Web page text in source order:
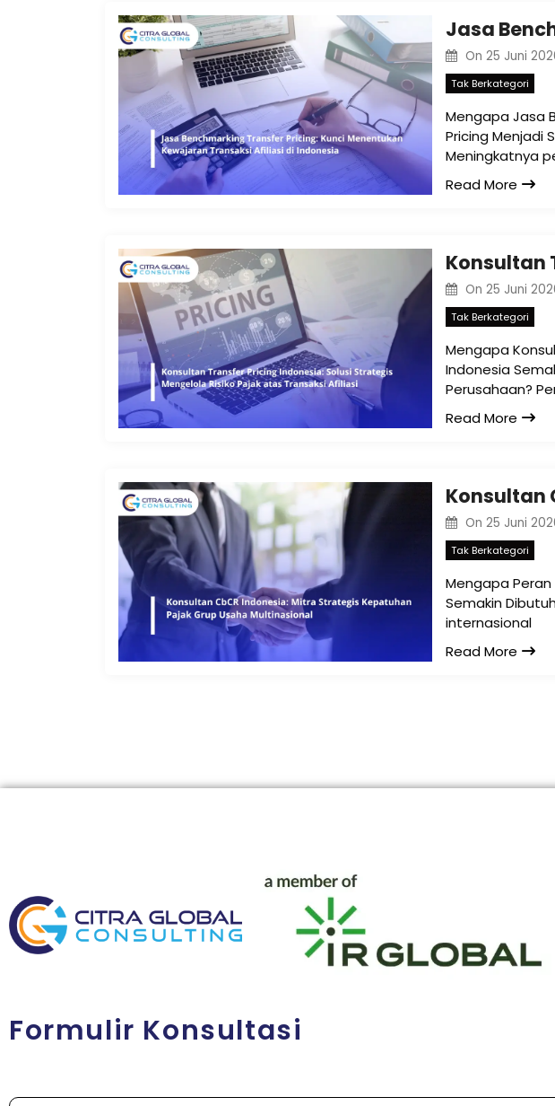
On 25 Juni
Tak Berkategori
Mengapa Jasa
Pricing Menjadi
Meningkatnya
Read More
On 25 Juni
Tak Berkategori
Mengapa
Indonesia
Perusahaan?
Read More
On 25 Juni
Tak Berkategori
Mengapa
Semakin
internasional
Read More
Formulir Konsultasi